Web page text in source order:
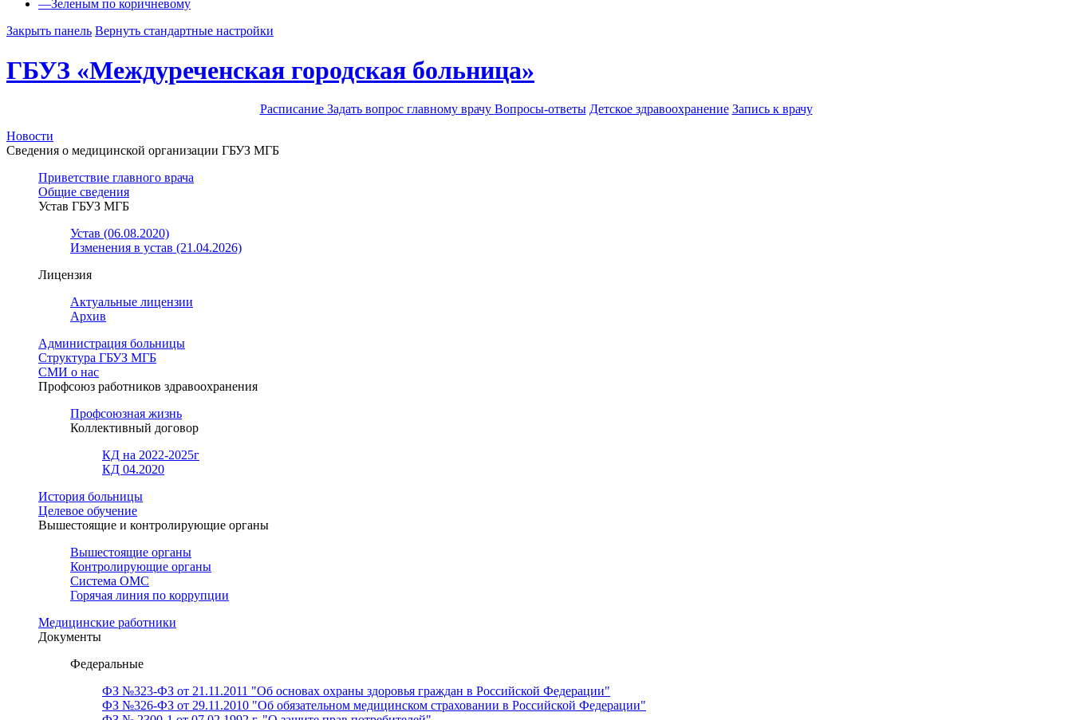
—Зеленым по коричневому
Закрыть панель Вернуть стандартные настройки
ГБУЗ «Междуреченская городская больница»
Расписание Задать вопрос главному врачу Вопросы-ответы Детское здравоохранение Запись к врачу
Новости
Сведения о медицинской организации ГБУЗ МГБ
Приветствие главного врача
Общие сведения
Устав ГБУЗ МГБ
Устав (06.08.2020)
Изменения в устав (21.04.2026)
Лицензия
Актуальные лицензии
Архив
Администрация больницы
Структура ГБУЗ МГБ
СМИ о нас
Профсоюз работников здравоохранения
Профсоюзная жизнь
Коллективный договор
КД на 2022-2025г
КД 04.2020
История больницы
Целевое обучение
Вышестоящие и контролирующие органы
Вышестоящие органы
Контролирующие органы
Система ОМС
Горячая линия по коррупции
Медицинские работники
Документы
Федеральные
ФЗ №323-ФЗ от 21.11.2011 "Об основах охраны здоровья граждан в Российской Федерации"
ФЗ №326-ФЗ от 29.11.2010 "Об обязательном медицинском страховании в Российской Федерации"